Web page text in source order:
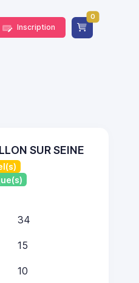
Inscription
0
SUR SEINE
34
15
10